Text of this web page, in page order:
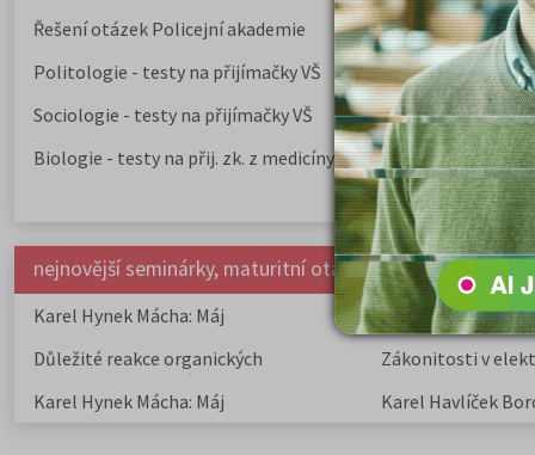
Řešení otázek Policejní akademie
Politologie - testy na přijímačky VŠ
Sociologie - testy na přijímačky VŠ
Biologie - testy na přij. zk. z medicíny
nejnovější seminárky, maturitní otázky a čtenářsky deník
Karel Hynek Mácha: Máj
Karel Havlíček
elegie
Důležité reakce organických
sloučenin a jejich význam
Zákonitosti v
Karel Hynek Mácha: Máj
Karel Havlíček